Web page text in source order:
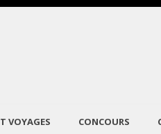
VOYAGES CONCOURS